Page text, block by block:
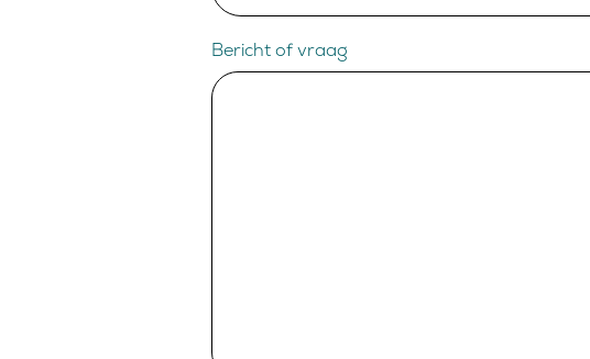
Bericht of vraag